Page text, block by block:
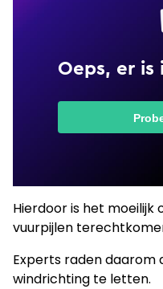
Hierdoor is het
vuurpijlen
Experts raden daarom
windrichting te letten.